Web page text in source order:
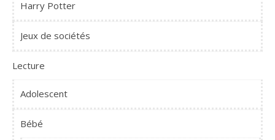
Harry Potter
Jeux de sociétés
Lecture
Adolescent
Bébé